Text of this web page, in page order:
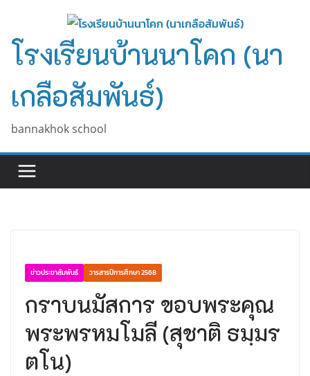
content
โรงเรียนบ้านนาโคก (นา
เกลือสัมพันธ์)
bannakhok school
ข่าวประชาสัมพันธ์ วารสารปีการศึกษา 2568
กราบนมัสการ ขอบพระคุณ
พระพรหมโมลี (สุชาติ ธมฺมร
ตโน)